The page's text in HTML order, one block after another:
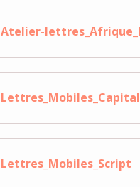
Atelier-
Lettres_Mobiles_Script